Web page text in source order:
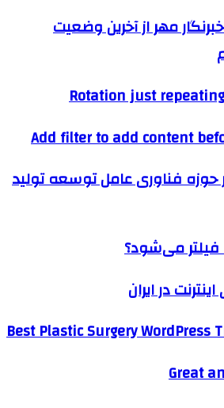
مهر از آخرین وضعیت
Rotation just
Add filter to add content
فناوری عامل توسعه تولید
فیلتر می‌شود؟
در ایران
Great